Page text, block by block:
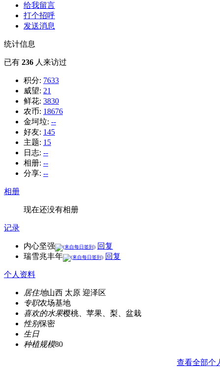
给我留言
打个招呼
发送消息
统计信息
已有 236 人来访过
积分: 7633
威望: 21
鲜花: 3830
农币: 18676
金坷垃: --
好友: 145
主题: 15
日志: --
相册: --
分享: --
相册
现在还没有相册
记录
内心坚强
回复
瑞雪兆丰年
回复
个人资料
居住地山西 太原 迎泽区
专职农场基地
喜欢的水果樱桃、苹果、梨、盆栽
性别保密
生日
种植规模80
查看全部个